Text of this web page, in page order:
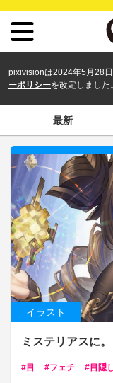
pixivisionは2024年5月28
ーポリシーを改定しました。
最新
イラスト
ミステリアスに
目 フェチ 目隠